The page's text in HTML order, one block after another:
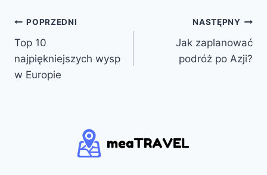
Nawigacja
wpisu
POPRZEDNI
Top 10
najpiękniejszych wysp
w Europie
NASTĘPNY
Jak zaplanować
podróż po Azji?